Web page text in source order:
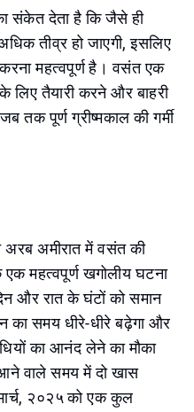
संकेत देता है कि जैसे ही
तीव्र हो जाएगी, इसलिए
करना महत्वपूर्ण है। वसंत एक
लिए तैयारी करने और बाहरी
तक पूर्ण ग्रीष्मकाल की गर्मी
अरब अमीरात में वसंत की
महत्वपूर्ण खगोलीय घटना
और रात के घंटों को समान
का समय धीरे-धीरे बढ़ेगा और
का आनंद लेने का मौका
वाले समय में दो खास
२०२५ को एक कुल